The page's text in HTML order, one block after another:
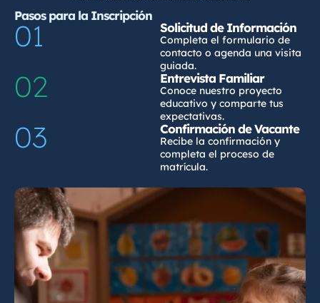
Pasos para la Inscripción
01 Solicitud de Información
Completa el formulario de
contacto o agenda una visita
guiada.
02 Entrevista Familiar
Conoce nuestro proyecto
educativo y comparte tus
expectativas.
03 Confirmación de Vacante
Recibe la confirmación y
completa el proceso de
matrícula.